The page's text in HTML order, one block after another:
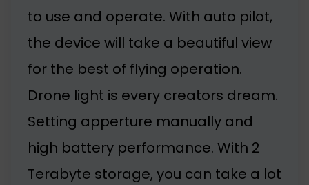
to use and operate. With auto pilot,
the device will take a beautiful view
for the best of flying operation.
Drone light is every creators dream.
Setting apperture manually and
high battery performance. With 2
Terabyte storage, you can take a lot